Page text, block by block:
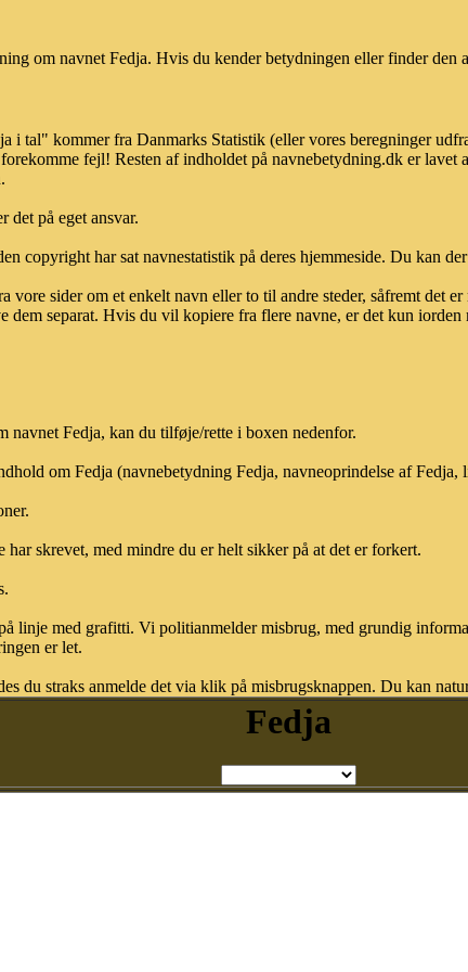
om navnet Fedja. Hvis du kender betydningen eller finder den
i tal" kommer fra Danmarks Statistik (eller vores beregninger
fejl! Resten af indholdet på navnebetydning.dk er lavet
det på eget ansvar.
copyright har sat navnestatistik på deres hjemmeside. Du kan
vore sider om et enkelt navn eller to til andre steder, såfremt det
dem separat. Hvis du vil kopiere fra flere navne, er det kun
navnet Fedja, kan du tilføje/rette i boxen nedenfor.
om Fedja (navnebetydning Fedja, navneoprindelse af Fedja,
har skrevet, med mindre du er helt sikker på at det er forkert.
linje med grafitti. Vi politianmelder misbrug, med grundig
er let.
du straks anmelde det via klik på misbrugsknappen. Du kan
Fedja